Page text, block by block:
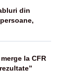
din
la CFR